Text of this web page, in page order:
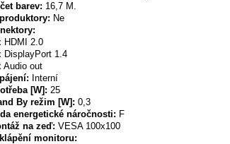
barev: 16,7 M.
Ne
HDMI 2.0
DisplayPort 1.4
Audio out
Interní
[W]: 25
By režim [W]: 0,3
energetické náročnosti: F
na zeď: VESA 100x100
monitoru: